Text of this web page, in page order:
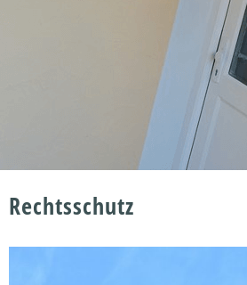
Rechtsschutz